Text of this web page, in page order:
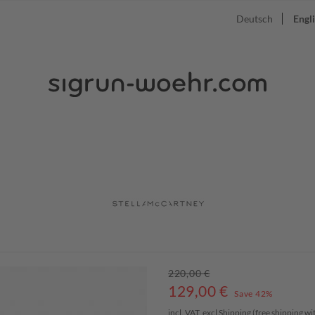
Deutsch
220,00 €
129,00 €
Save 42%
incl. VAT, excl Shipping (free shipping